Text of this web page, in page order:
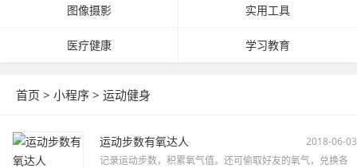
图像摄影 实用工具
医疗健康 学习教育
首页 > 小程序 > 运动健身
运动步数有氧达人
2018-06-03
记录运动步数，积累氧气值。还可偷取好友的氧气，兑换各